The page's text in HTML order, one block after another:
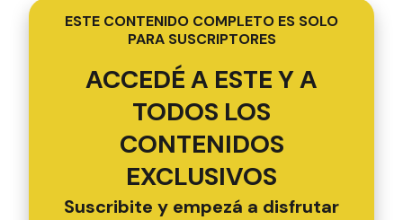
ESTE CONTENIDO COMPLETO ES SOLO
PARA SUSCRIPTORES
ACCEDÉ A ESTE Y A
TODOS LOS
CONTENIDOS
EXCLUSIVOS
Suscribite y empezá a disfrutar